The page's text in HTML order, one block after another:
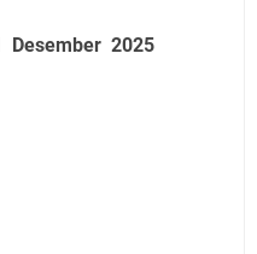
Desember 2025